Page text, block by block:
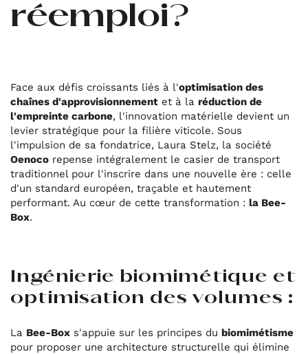
réemploi ?
Face aux défis croissants liés à l'optimisation des
chaînes d'approvisionnement et à la réduction de
l'empreinte carbone, l'innovation matérielle devient un
levier stratégique pour la filière viticole. Sous
l'impulsion de sa fondatrice, Laura Stelz, la société
Oenoco repense intégralement le casier de transport
traditionnel pour l'inscrire dans une nouvelle ère : celle
d'un standard européen, traçable et hautement
performant. Au cœur de cette transformation :la Bee-
Box.
Ingénierie biomimétique et
optimisation des volumes :
La Bee-Box s'appuie sur les principes du biomimétisme
pour proposer une architecture structurelle qui élimine